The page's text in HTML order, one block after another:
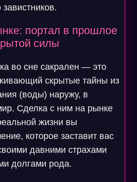
завистников.
портал в прошлое
силы
во сне сакрален — это
скрытые тайны из
(воды) наружу, в
Сделка с ним на рынке
жизни вы
которое заставит вас
давними страхами
долгами рода.